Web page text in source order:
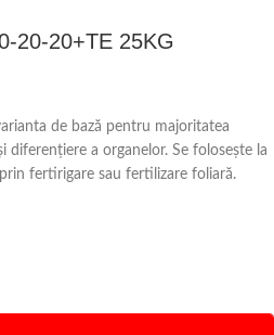
20-20+TE 25KG
de bază pentru majoritatea
diferențiere a organelor. Se folosește la
fertirigare sau fertilizare foliară.